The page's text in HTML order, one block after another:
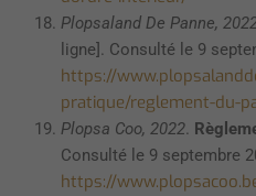
Plopsaland De Panne,
ligne]. Consulté le 9
https://
pratique/reglement-du-
Plopsa Coo, 2022.
Consulté le 9 septembre
https://